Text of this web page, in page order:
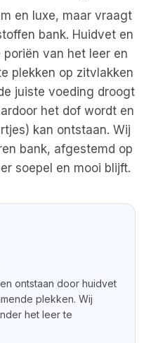
en luxe, maar vraagt
bank. Huidvet en
van het leer en
plekken op zitvlakken
juiste voeding droogt
het dof wordt en
kan ontstaan. Wij
bank, afgestemd op
soepel en mooi blijft.
ontstaan door huidvet
plekken. Wij
het leer te